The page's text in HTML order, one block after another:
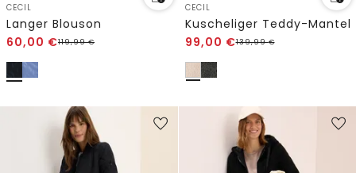
CECIL
Langer Blouson
60,00 €119,99€
CECIL
Kuscheliger Teddy-Mantel
99,00 €139,99€